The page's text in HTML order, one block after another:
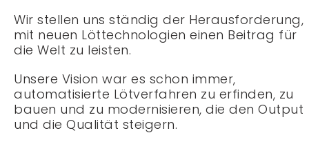
Wir stellen uns ständig der Herausforderung,
mit neuen Löttechnologien einen Beitrag für
die Welt zu leisten.
Unsere Vision war es schon immer,
automatisierte Lötverfahren zu erfinden, zu
bauen und zu modernisieren, die den Output
und die Qualität steigern.